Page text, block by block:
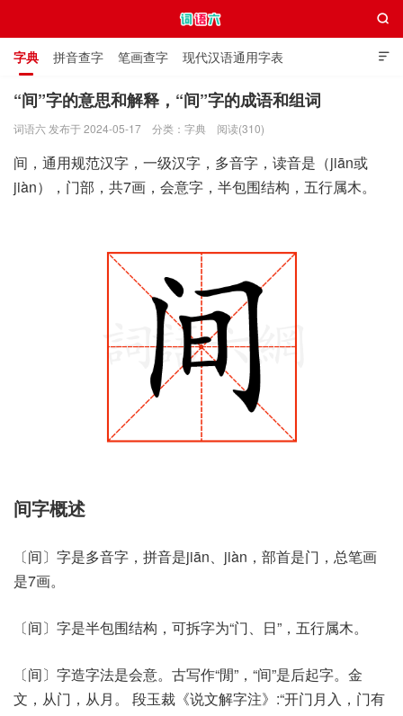

字典 拼音查字 笔画查字 现代汉语通用字表
通用规范汉字表 叠字大全 独体字大全 极简英语词典

“间”字的意思和解释，“间”字的成语和组词
词语六 发布于 2024-05-17 分类： 字典 阅读(310)
间，通用规范汉字，一级汉字，多音字，读音是（jiān或
jiàn），门部，共7画，会意字，半包围结构，五行属木。
间字概述
〔间〕字是多音字，拼音是jiān、jiàn，部首是门，总笔画
是7画。
〔间〕字是半包围结构，可拆字为“门、日”，五行属木。
〔间〕字造字法是会意。古写作“閒”，“间”是后起字。金
文，从门，从月。 段玉裁《说文解字注》:“开门月入，门有